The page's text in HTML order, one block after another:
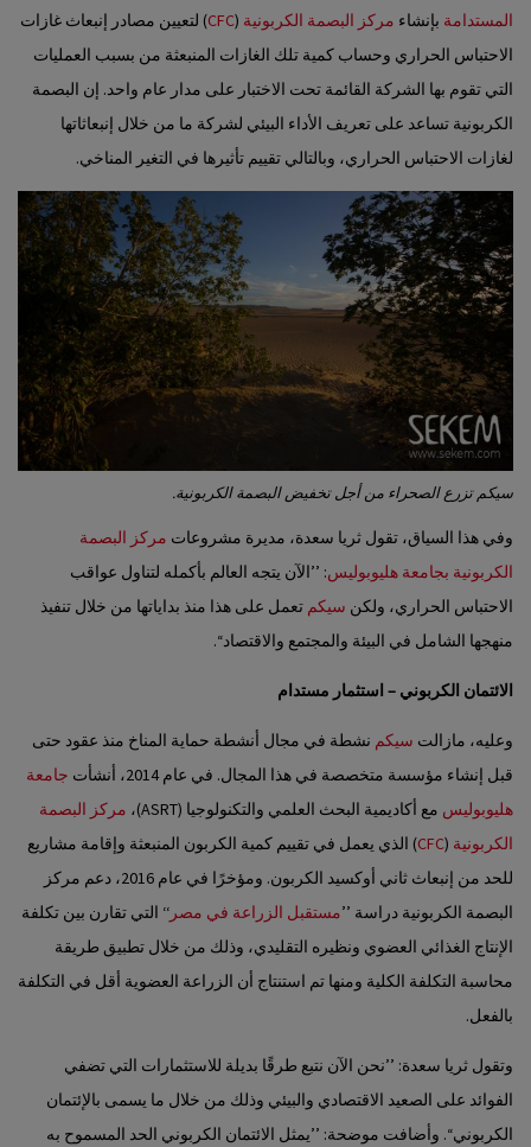
المستدامة بإنشاء مركز البصمة الكربونية (
CFC) لتعيين مصادر إنبعاث غازات
الاحتباس الحراري وحساب كمية تلك الغازات المنبعثة من بسبب العمليات
التي تقوم بها الشركة القائمة تحت الاختبار على مدار عام واحد. إن البصمة
الكربونية تساعد على تعريف الأداء البيئي لشركة ما من خلال إنبعاثاتها
لغازات الاحتباس الحراري، وبالتالي تقييم تأثيرها في التغير المناخي.
سيكم تزرع الصحراء من أجل تخفيض البصمة الكربونية.
وفي هذا السياق، تقول ثريا سعدة، مديرة مشروعات مركز البصمة
الكربونية بجامعة هليوبوليس: ’’الآن يتجه العالم بأكمله لتناول عواقب
الاحتباس الحراري، ولكن سيكم تعمل على هذا منذ بداياتها من خلال تنفيذ
منهجها الشامل في البيئة والمجتمع والاقتصاد‘‘.
الائتمان الكربوني – استثمار مستدام
وعليه، مازالت سيكم نشطة في مجال أنشطة حماية المناخ منذ عقود حتى
قبل إنشاء مؤسسة متخصصة في هذا المجال. في عام 2014، أنشأت
جامعة
هليوبوليس مع أكاديمية البحث العلمي والتكنولوجيا (ASRT)،
مركز البصمة
الكربونية (
CFC) الذي يعمل في تقييم كمية الكربون المنبعثة وإقامة مشاريع
للحد من إنبعاث ثاني أوكسيد الكربون. ومؤخرًا في عام 2016، دعم مركز
البصمة الكربونية دراسة ’’مستقبل الزراعة في مصر ‘‘ التي تقارن بين تكلفة
الإنتاج الغذائي العضوي ونظيره التقليدي، وذلك من خلال تطبيق طريقة
محاسبة التكلفة الكلية ومنها تم استنتاج أن الزراعة العضوية أقل في التكلفة
بالفعل.
وتقول ثريا سعدة: ’’نحن الآن نتبع طرقًا بديلة للاستثمارات التي تضفي
الفوائد على الصعيد الاقتصادي والبيئي وذلك من خلال ما يسمى بالإئتمان
الكربوني‘‘. وأضافت موضحة: ’’يمثل الائتمان الكربوني الحد المسموح به